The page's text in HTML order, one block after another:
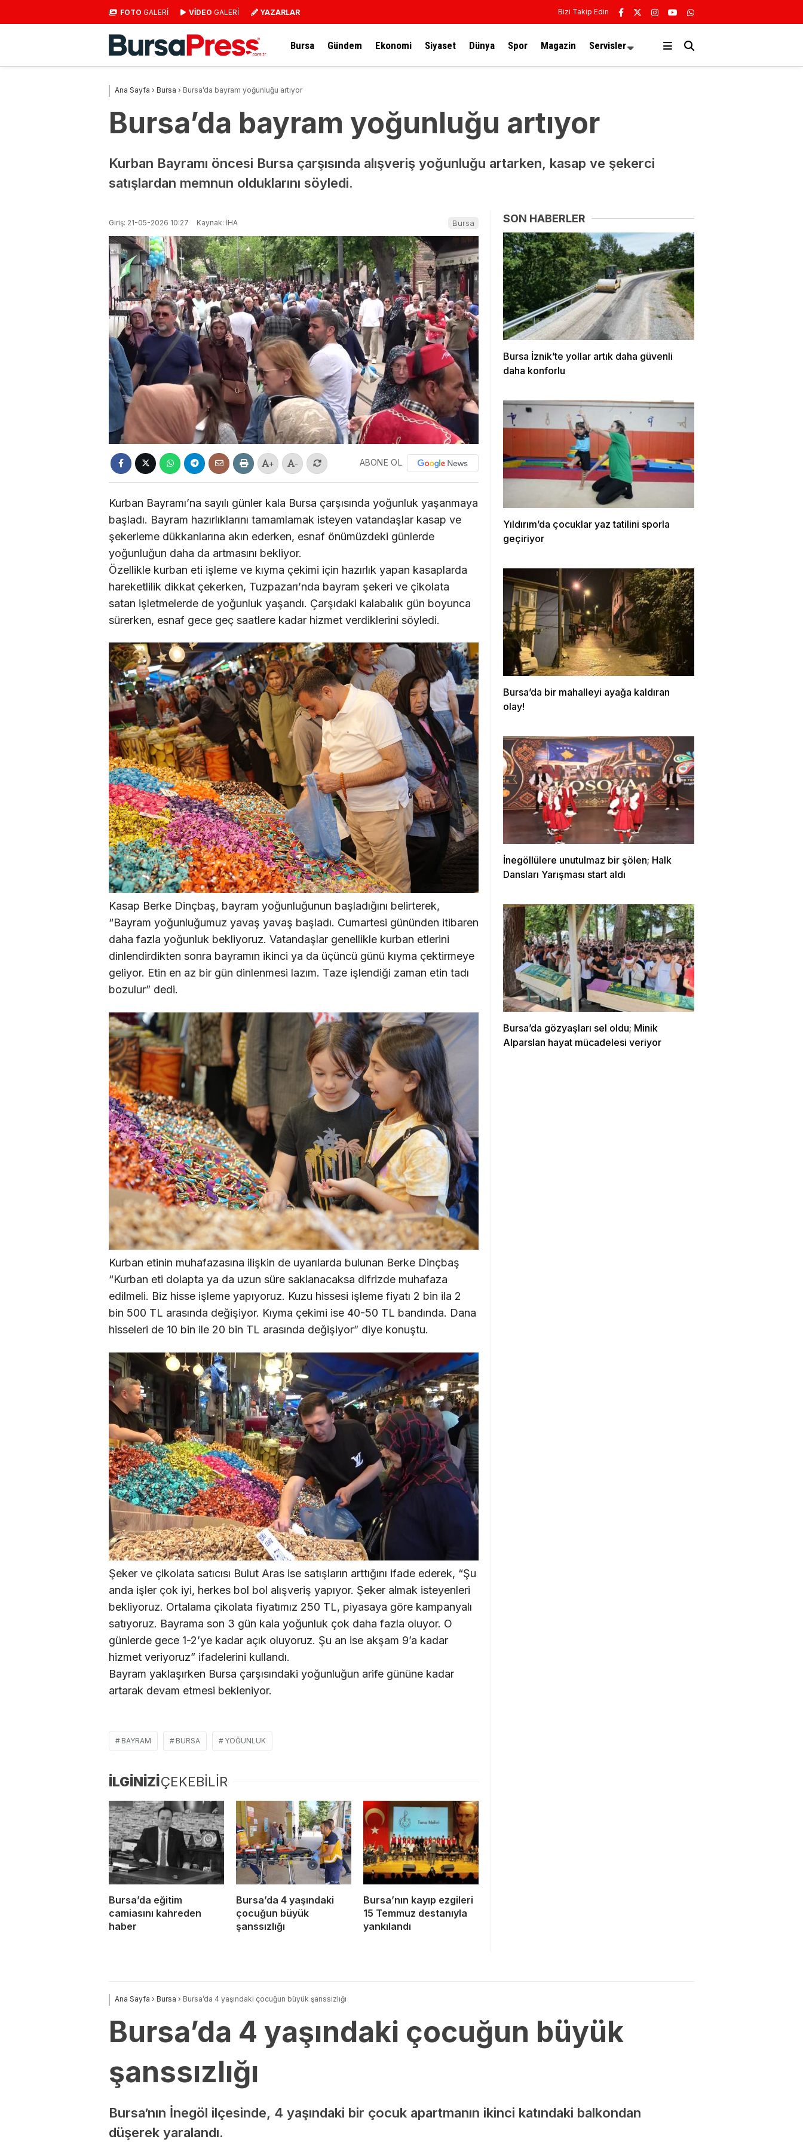
FOTO GALERİ VİDEO GALERİ YAZARLAR Bizi Takip Edin
Bursa Gündem Ekonomi Siyaset Dünya Spor Magazin Servisler
Ana Sayfa › Bursa › Bursa’da bayram yoğunluğu artıyor
Bursa’da bayram yoğunluğu artıyor
Kurban Bayramı öncesi Bursa çarşısında alışveriş yoğunluğu artarken, kasap ve şekerci
satışlardan memnun olduklarını söyledi.
Giriş: 21-05-2026 10:27 Kaynak: İHA Bursa
+ - ABONE OL
Kurban Bayramı’na sayılı günler kala Bursa çarşısında yoğunluk yaşanmaya
başladı. Bayram hazırlıklarını tamamlamak isteyen vatandaşlar kasap ve
şekerleme dükkanlarına akın ederken, esnaf önümüzdeki günlerde
yoğunluğun daha da artmasını bekliyor.
Özellikle kurban eti işleme ve kıyma çekimi için hazırlık yapan kasaplarda
hareketlilik dikkat çekerken, Tuzpazarı’nda bayram şekeri ve çikolata
satan işletmelerde de yoğunluk yaşandı. Çarşıdaki kalabalık gün boyunca
sürerken, esnaf gece geç saatlere kadar hizmet verdiklerini söyledi.
Kasap Berke Dinçbaş, bayram yoğunluğunun başladığını belirterek,
“Bayram yoğunluğumuz yavaş yavaş başladı. Cumartesi gününden itibaren
daha fazla yoğunluk bekliyoruz. Vatandaşlar genellikle kurban etlerini
dinlendirdikten sonra bayramın ikinci ya da üçüncü günü kıyma çektirmeye
geliyor. Etin en az bir gün dinlenmesi lazım. Taze işlendiği zaman etin tadı
bozulur” dedi.
Kurban etinin muhafazasına ilişkin de uyarılarda bulunan Berke Dinçbaş
“Kurban eti dolapta ya da uzun süre saklanacaksa difrizde muhafaza
edilmeli. Biz hisse işleme yapıyoruz. Kuzu hissesi işleme fiyatı 2 bin ila 2
bin 500 TL arasında değişiyor. Kıyma çekimi ise 40-50 TL bandında. Dana
hisseleri de 10 bin ile 20 bin TL arasında değişiyor” diye konuştu.
Şeker ve çikolata satıcısı Bulut Aras ise satışların arttığını ifade ederek, “Şu
anda işler çok iyi, herkes bol bol alışveriş yapıyor. Şeker almak isteyenleri
bekliyoruz. Ortalama çikolata fiyatımız 250 TL, piyasaya göre kampanyalı
satıyoruz. Bayrama son 3 gün kala yoğunluk çok daha fazla oluyor. O
günlerde gece 1-2’ye kadar açık oluyoruz. Şu an ise akşam 9’a kadar
hizmet veriyoruz” ifadelerini kullandı.
Bayram yaklaşırken Bursa çarşısındaki yoğunluğun arife gününe kadar
artarak devam etmesi bekleniyor.
BAYRAM BURSA YOĞUNLUK
İLGİNİZİÇEKEBİLİR
Bursa’da eğitim
camiasını kahreden
haber
Bursa’da 4 yaşındaki
çocuğun büyük
şanssızlığı
Bursa’nın kayıp ezgileri
15 Temmuz destanıyla
yankılandı
SON HABERLER
Bursa İznik’te yollar artık daha güvenli
daha konforlu
Yıldırım’da çocuklar yaz tatilini sporla
geçiriyor
Bursa’da bir mahalleyi ayağa kaldıran
olay!
İnegöllülere unutulmaz bir şölen; Halk
Dansları Yarışması start aldı
Bursa’da gözyaşları sel oldu; Minik
Alparslan hayat mücadelesi veriyor
Ana Sayfa › Bursa › Bursa’da 4 yaşındaki çocuğun büyük şanssızlığı
Bursa’da 4 yaşındaki çocuğun büyük
şanssızlığı
Bursa’nın İnegöl ilçesinde, 4 yaşındaki bir çocuk apartmanın ikinci katındaki balkondan
düşerek yaralandı.